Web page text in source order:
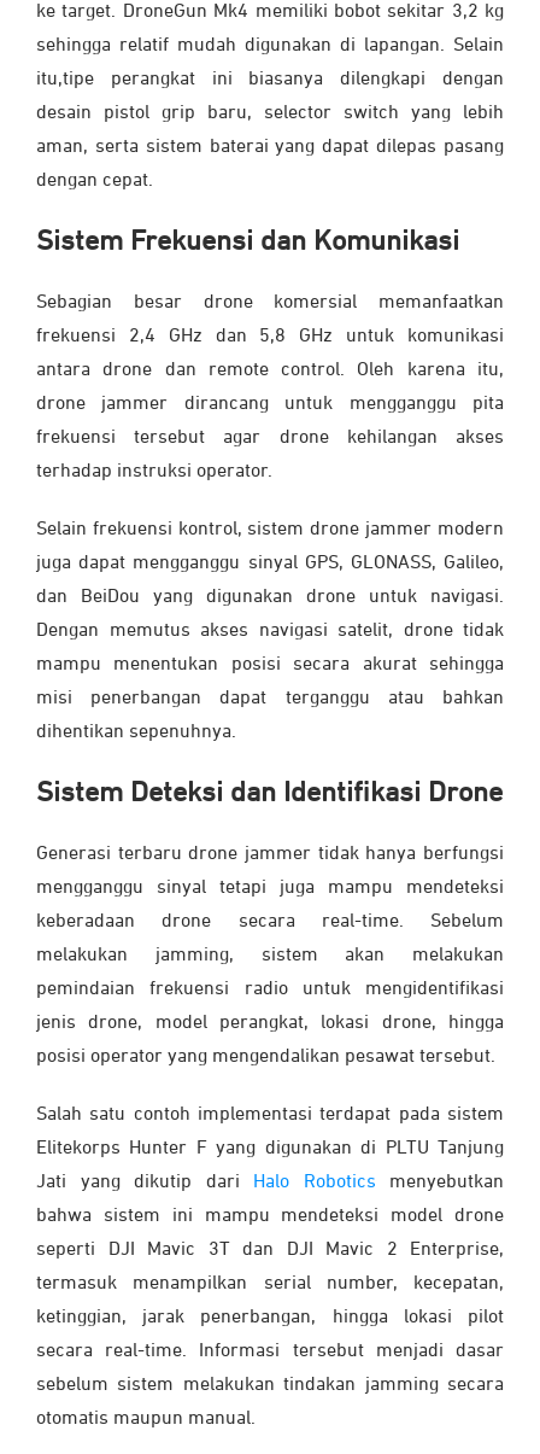
ke target. DroneGun Mk4 memiliki bobot sekitar 3,2 kg
sehingga relatif mudah digunakan di lapangan. Selain
itu,tipe perangkat ini biasanya dilengkapi dengan
desain pistol grip baru, selector switch yang lebih
aman, serta sistem baterai yang dapat dilepas pasang
dengan cepat.
Sistem Frekuensi dan Komunikasi
Sebagian besar drone komersial memanfaatkan
frekuensi 2,4 GHz dan 5,8 GHz untuk komunikasi
antara drone dan remote control. Oleh karena itu,
drone jammer dirancang untuk mengganggu pita
frekuensi tersebut agar drone kehilangan akses
terhadap instruksi operator.
Selain frekuensi kontrol, sistem drone jammer modern
juga dapat mengganggu sinyal GPS, GLONASS, Galileo,
dan BeiDou yang digunakan drone untuk navigasi.
Dengan memutus akses navigasi satelit, drone tidak
mampu menentukan posisi secara akurat sehingga
misi penerbangan dapat terganggu atau bahkan
dihentikan sepenuhnya.
Sistem Deteksi dan Identifikasi Drone
Generasi terbaru drone jammer tidak hanya berfungsi
mengganggu sinyal tetapi juga mampu mendeteksi
keberadaan drone secara real-time. Sebelum
melakukan jamming, sistem akan melakukan
pemindaian frekuensi radio untuk mengidentifikasi
jenis drone, model perangkat, lokasi drone, hingga
posisi operator yang mengendalikan pesawat tersebut.
Salah satu contoh implementasi terdapat pada sistem
Elitekorps Hunter F yang digunakan di PLTU Tanjung
Jati yang dikutip dari
Halo Robotics menyebutkan
bahwa sistem ini mampu mendeteksi model drone
seperti DJI Mavic 3T dan DJI Mavic 2 Enterprise,
termasuk menampilkan serial number, kecepatan,
ketinggian, jarak penerbangan, hingga lokasi pilot
secara real-time. Informasi tersebut menjadi dasar
sebelum sistem melakukan tindakan jamming secara
otomatis maupun manual.